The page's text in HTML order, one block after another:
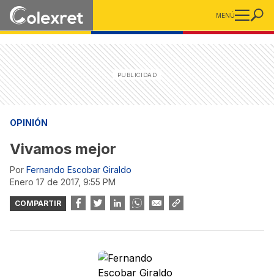
MENÚ
OPINIÓN
Vivamos mejor
Por Fernando Escobar Giraldo
enero 17 de 2017, 9:55 PM
COMPARTIR